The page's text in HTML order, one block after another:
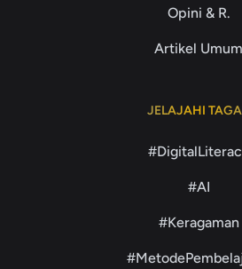
Opini & R.
Artikel Umum
JELAJAHI
#AI
#Keragaman